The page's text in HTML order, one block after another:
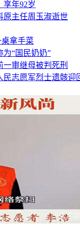
享年92岁
原主任周玉淑逝世
桌拿手菜
“国民奶奶”
审继母被判死刑
志愿军烈士遗骸迎